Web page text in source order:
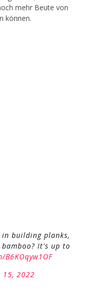
mehr Beute von
können.
building planks,
It's up to
15, 2022